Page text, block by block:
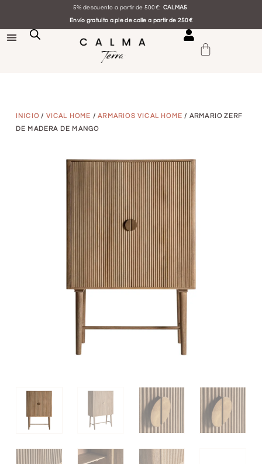
5% descuento a partir de 500€: CALMA5
Envío gratuito a pie de calle a partir de 250€
INICIO / VICAL HOME /ARMARIOS VICAL HOME / ARMARIO ZERF
DE MADERA DE MANGO